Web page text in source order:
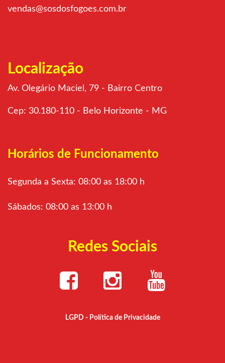
vendas@sosdosfogoes.com.br
Localização
Av. Olegário Maciel, 79 - Bairro Centro
Cep: 30.180-110 - Belo Horizonte - MG
Horários de Funcionamento
Segunda a Sexta: 08:00 as 18:00 h
Sábados: 08:00 as 13:00 h
Redes Sociais
LGPD - Política de Privacidade